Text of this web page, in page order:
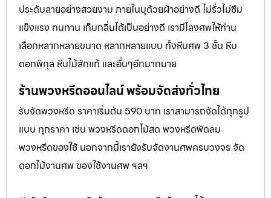
ประดับลายอย่างสวยงาม ภายในบุด้วยผ้าอย่างดี ไม่รั่วไม่ซึม
แข็งแรง ทนทาน เก็บกลิ่นได้เป็นอย่างดี เรามีโลงศพให้ท่าน
เลือกหลากหลายขนาด หลากหลายแบบ ทั้งหีบศพ 3 ชั้น หีบ
ดอกพิกุล หีบไม้สักแท้ และอื่นๆอีกมากมาย
ร้านพวงหรีดออนไลน์ พร้อมจัดส่งทั่วไทย
รับจัดพวงหรีด ราคาเริ่มต้น 590 บาท เราสามารถจัดได้ทุกรูป
แบบ ทุกราคา เช่น พวงหรีดดอกไม้สด พวงหรีดพัดลม
พวงหรีดของใช้ นอกจากนี้เรายังรับจัดงานศพครบวงจร จัด
ดอกไม้งานศพ ของใช้งานศพ ฯลฯ